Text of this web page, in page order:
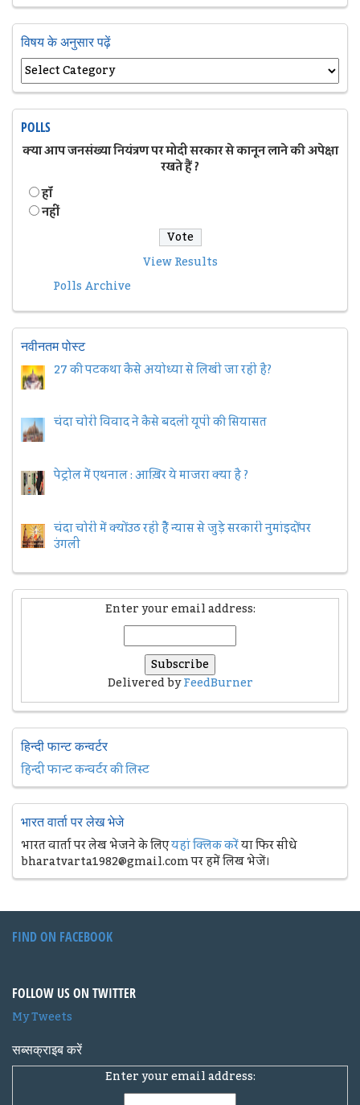
विषय के अनुसार पढ़ें
POLLS
क्या आप जनसंख्या नियंत्रण पर मोदी सरकार से कानून लाने की अपेक्षा
रखते हैं ?
हॉं
नहीं
View Results
Polls Archive
नवीनतम पोस्ट
27 की पटकथा कैसे अयोध्या से लिखी जा रही है?
चंदा चोरी विवाद ने कैसे बदली यूपी की सियासत
पेट्रोल में एथनाल : आख़िर ये माजरा क्या है ?
चंदा चोरी में क्यों उठ रही हैैं न्यास से जुड़े सरकारी नुमांइदों पर
उंगली
Enter your email address:
Delivered byFeedBurner
हिन्दी फान्ट कन्वर्टर
हिन्दी फान्ट कन्वर्टर की लिस्ट
भारत वार्ता पर लेख भेजे
भारत वार्ता पर लेख भेजने के लिएयहां क्लिक करेंया फिर सीधे
bharatvarta1982@gmail.com पर हमें लिख भेजें।
FIND ON FACEBOOK
FOLLOW US ON TWITTER
My Tweets
सब्सक्राइब करें
Enter your email address: